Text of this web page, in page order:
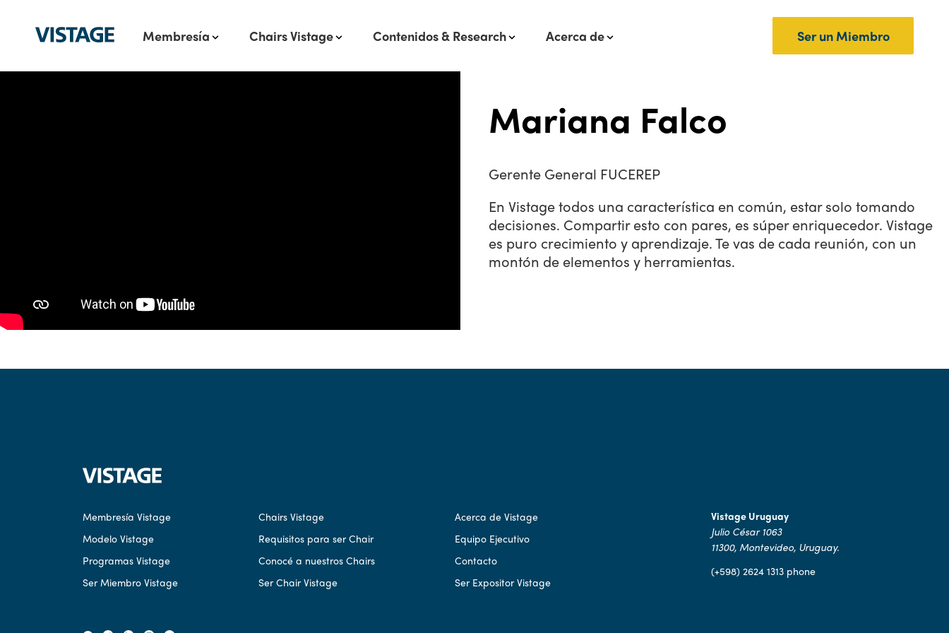
Membresía Chairs Vistage Contenidos & Research Acerca de Ser un Miembro
Mariana Falco
Gerente General FUCEREP
En Vistage todos una característica en común, estar solo tomando
decisiones. Compartir esto con pares, es súper enriquecedor. Vistage
es puro crecimiento y aprendizaje. Te vas de cada reunión, con un
montón de elementos y herramientas.
Membresía Vistage
Modelo Vistage
Programas Vistage
Ser Miembro Vistage
Chairs Vistage
Requisitos para ser Chair
Conocé a nuestros Chairs
Ser Chair Vistage
Acerca de Vistage
Equipo Ejecutivo
Contacto
Ser Expositor Vistage
Vistage Uruguay
Julio César 1063
11300, Montevideo, Uruguay.
(+598) 2624 1313 phone